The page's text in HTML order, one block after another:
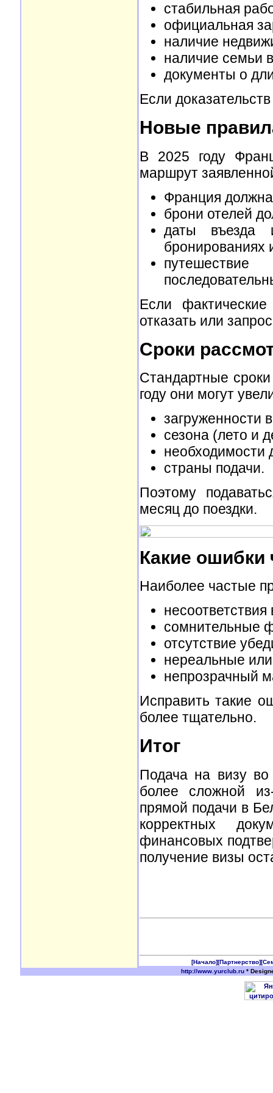
стабильная
официальная
наличие
наличие семьи
документы о
Если
Новые
В 2025 году
маршрут
Франция
брони отелей
даты въезда
бронированиях
Если
отказать или
Сроки
Стандартные
году они могут
загруженности
сезона (лето и
необходимости
страны подачи.
Поэтому
месяц до поездки.
Какие ошибки
Наиболее частые
сомнительные
отсутствие
нереальные
непрозрачный
Исправить такие
более тщательно.
Итог
Подача на визу
более сложной
прямой подачи в
корректных
финансовых
получение визы
[Начало][Партнерство]
http://www.yurclub.ru*